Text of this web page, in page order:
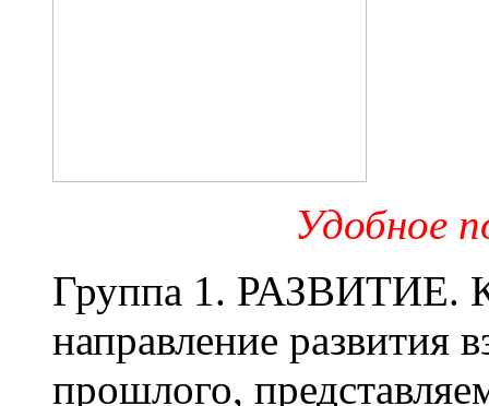
Удобное
Группа 1. РАЗВИТИЕ.
направление развития
прошлого,